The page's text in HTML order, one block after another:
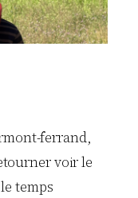
ferrand,
voir le
temps